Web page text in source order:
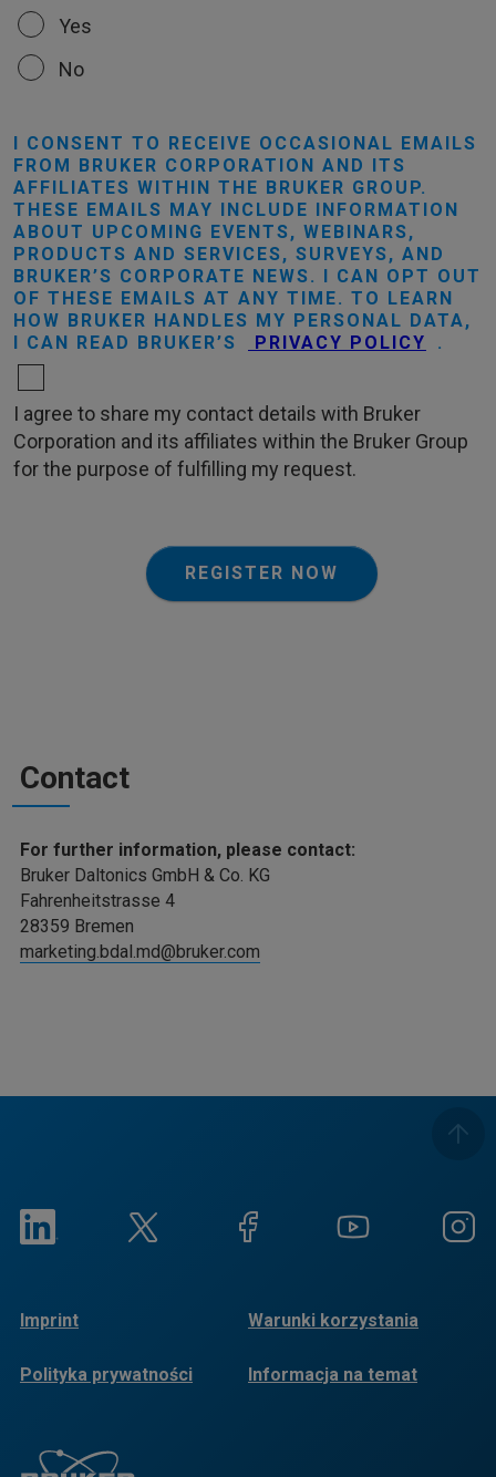
Yes
No
I CONSENT TO RECEIVE OCCASIONAL EMAILS
FROM BRUKER CORPORATION AND ITS
AFFILIATES WITHIN THE BRUKER GROUP.
THESE EMAILS MAY INCLUDE INFORMATION
ABOUT UPCOMING EVENTS, WEBINARS,
PRODUCTS AND SERVICES, SURVEYS, AND
BRUKER’S CORPORATE NEWS. I CAN OPT OUT
OF THESE EMAILS AT ANY TIME. TO LEARN
HOW BRUKER HANDLES MY PERSONAL DATA,
I CAN READ BRUKER’S
PRIVACY POLICY .
I agree to share my contact details with Bruker
Corporation and its affiliates within the Bruker Group
for the purpose of fulfilling my request.
REGISTER NOW
Contact
For further information, please contact:
Bruker Daltonics GmbH & Co. KG
Fahrenheitstrasse 4
28359 Bremen
marketing.bdal.md@bruker.com
Imprint Warunki korzystania
Polityka prywatności
Informacja na temat